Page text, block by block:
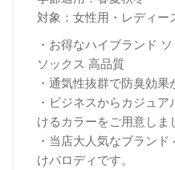
対象：女性用・レディ
・お得なハイブランド
ソックス 高品質
・通気性抜群で防臭効果
・ビジネスからカジュ
けるカラーをご用意しま
・当店大人気なブラン
けパロディです。